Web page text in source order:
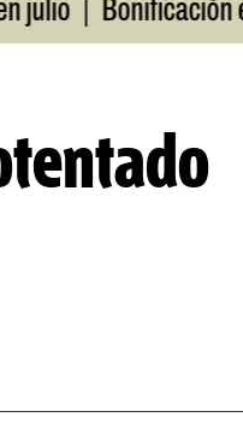
| Bonificación en la